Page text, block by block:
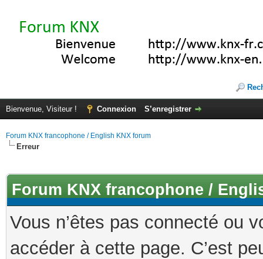
Bienvenue, Visiteur ! Connexion S’enregistrer
Forum KNX francophone / English KNX forum
Erreur
Forum KNX francophone /
Vous n’êtes pas connecté ou
accéder à cette page. C’est